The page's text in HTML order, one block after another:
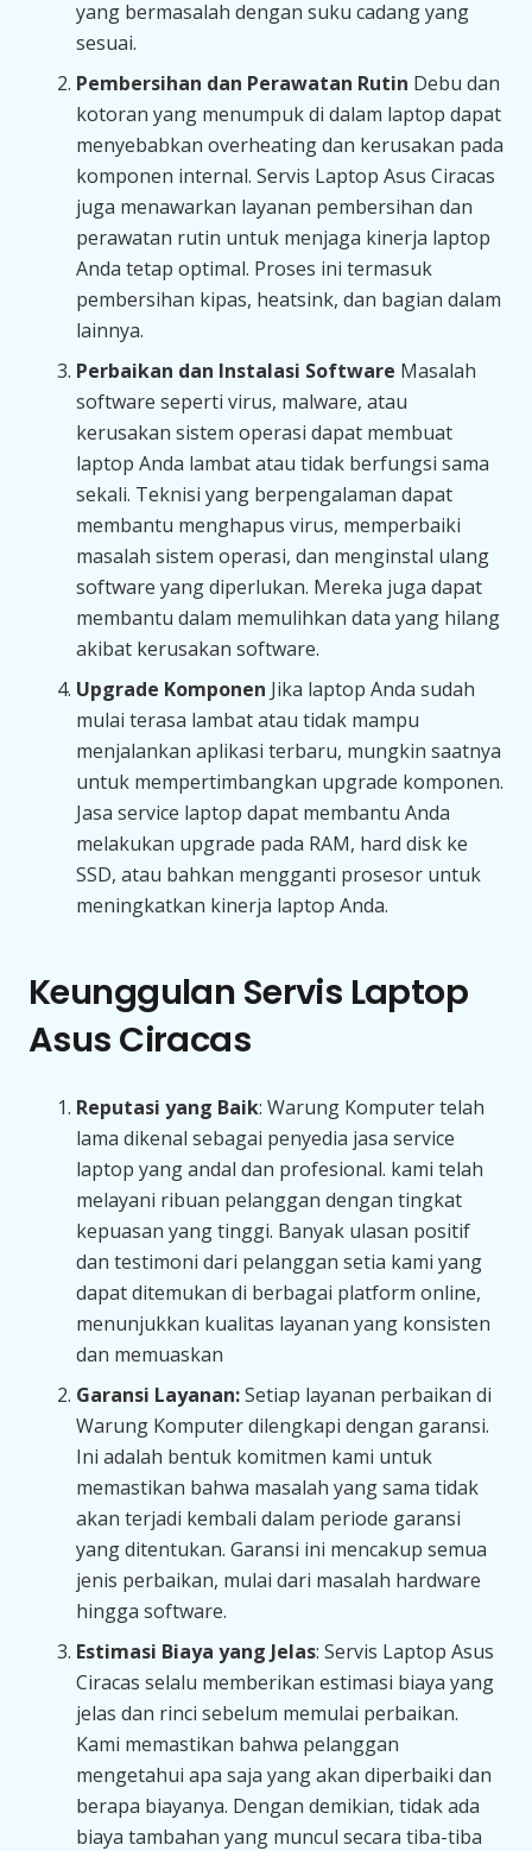
yang bermasalah dengan suku cadang yang
sesuai.
Pembersihan dan Perawatan Rutin Debu dan
kotoran yang menumpuk di dalam laptop dapat
menyebabkan overheating dan kerusakan pada
komponen internal. Servis Laptop Asus Ciracas
juga menawarkan layanan pembersihan dan
perawatan rutin untuk menjaga kinerja laptop
Anda tetap optimal. Proses ini termasuk
pembersihan kipas, heatsink, dan bagian dalam
lainnya.
Perbaikan dan Instalasi Software Masalah
software seperti virus, malware, atau
kerusakan sistem operasi dapat membuat
laptop Anda lambat atau tidak berfungsi sama
sekali. Teknisi yang berpengalaman dapat
membantu menghapus virus, memperbaiki
masalah sistem operasi, dan menginstal ulang
software yang diperlukan. Mereka juga dapat
membantu dalam memulihkan data yang hilang
akibat kerusakan software.
Upgrade Komponen Jika laptop Anda sudah
mulai terasa lambat atau tidak mampu
menjalankan aplikasi terbaru, mungkin saatnya
untuk mempertimbangkan upgrade komponen.
Jasa service laptop dapat membantu Anda
melakukan upgrade pada RAM, hard disk ke
SSD, atau bahkan mengganti prosesor untuk
meningkatkan kinerja laptop Anda.
Keunggulan Servis Laptop
Asus Ciracas
Reputasi yang Baik: Warung Komputer telah
lama dikenal sebagai penyedia jasa service
laptop yang andal dan profesional. kami telah
melayani ribuan pelanggan dengan tingkat
kepuasan yang tinggi. Banyak ulasan positif
dan testimoni dari pelanggan setia kami yang
dapat ditemukan di berbagai platform online,
menunjukkan kualitas layanan yang konsisten
dan memuaskan
Garansi Layanan:Setiap layanan perbaikan di
Warung Komputer dilengkapi dengan garansi.
Ini adalah bentuk komitmen kami untuk
memastikan bahwa masalah yang sama tidak
akan terjadi kembali dalam periode garansi
yang ditentukan. Garansi ini mencakup semua
jenis perbaikan, mulai dari masalah hardware
hingga software.
Estimasi Biaya yang Jelas: Servis Laptop Asus
Ciracas selalu memberikan estimasi biaya yang
jelas dan rinci sebelum memulai perbaikan.
Kami memastikan bahwa pelanggan
mengetahui apa saja yang akan diperbaiki dan
berapa biayanya. Dengan demikian, tidak ada
biaya tambahan yang muncul secara tiba-tiba